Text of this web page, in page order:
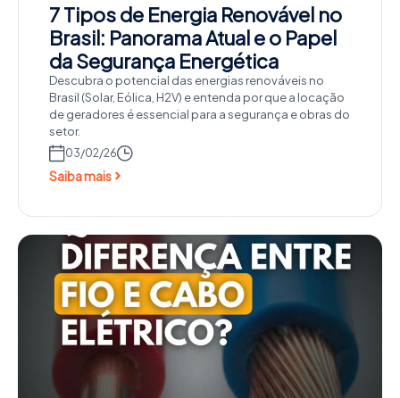
7 Tipos de Energia Renovável no
Brasil: Panorama Atual e o Papel
da Segurança Energética
Descubra o potencial das energias renováveis no
Brasil (Solar, Eólica, H2V) e entenda por que a locação
de geradores é essencial para a segurança e obras do
setor.
03/02/26
Saiba mais